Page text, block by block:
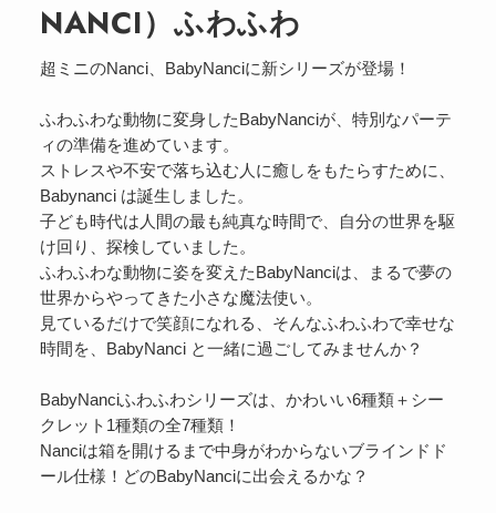
NANCI）ふわふわ
超ミニのNanci、BabyNanciに新シリーズが登場！
ふわふわな動物に変身したBabyNanciが、特別なパーテ
ィの準備を進めています。
ストレスや不安で落ち込む人に癒しをもたらすために、
Babynanci は誕生しました。
子ども時代は人間の最も純真な時間で、自分の世界を駆
け回り、探検していました。
ふわふわな動物に姿を変えたBabyNanciは、まるで夢の
世界からやってきた小さな魔法使い。
見ているだけで笑顔になれる、そんなふわふわで幸せな
時間を、BabyNanci と一緒に過ごしてみませんか？
BabyNanciふわふわシリーズは、かわいい6種類＋シー
クレット1種類の全7種類！
Nanciは箱を開けるまで中身がわからないブラインドド
ール仕様！どのBabyNanciに出会えるかな？